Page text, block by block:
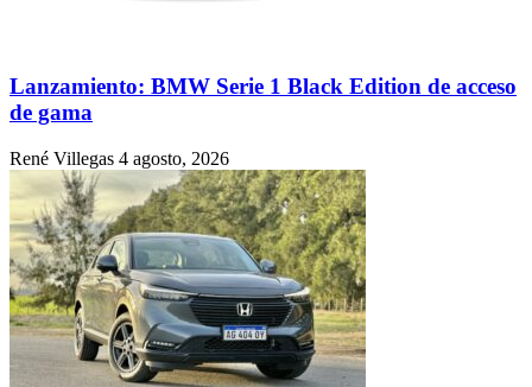
Lanzamiento: BMW Serie 1 Black Edition de acceso
de gama
René Villegas 4 agosto, 2026